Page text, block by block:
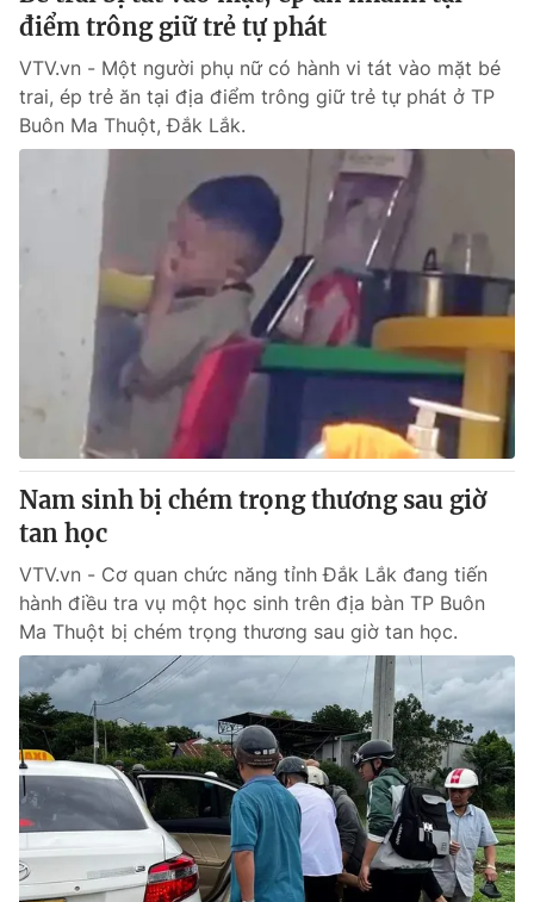
điểm trông giữ trẻ tự phát
VTV.vn - Một người phụ nữ có hành vi tát vào mặt bé
trai, ép trẻ ăn tại địa điểm trông giữ trẻ tự phát ở TP
Buôn Ma Thuột, Đắk Lắk.
Nam sinh bị chém trọng thương sau giờ
tan học
VTV.vn - Cơ quan chức năng tỉnh Đắk Lắk đang tiến
hành điều tra vụ một học sinh trên địa bàn TP Buôn
Ma Thuột bị chém trọng thương sau giờ tan học.